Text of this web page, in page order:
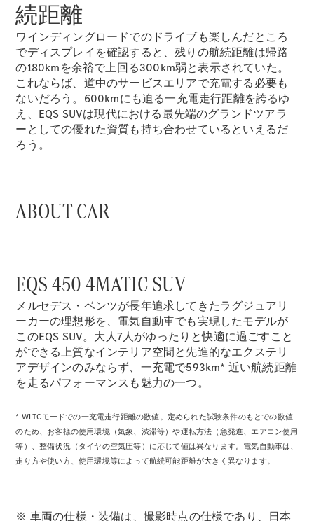
続距離
ワインディングロードでのドライブも楽しんだところ
でディスプレイを確認すると、残りの航続距離は帰路
の180kmを余裕で上回る300km弱と表示されていた。
これならば、道中のサービスエリアで充電する必要も
ないだろう。600kmにも迫る一充電走行距離を誇るゆ
え、EQS SUVは現代における最先端のグランドツアラ
ーとしての優れた資質も持ち合わせているといえるだ
ろう。
ABOUT CAR
EQS 450 4MATIC SUV
メルセデス・ベンツが長年追求してきたラグジュアリ
ーカーの理想形を、電気自動車でも実現したモデルが
このEQS SUV。大人7人がゆったりと快適に過ごすこと
ができる上質なインテリア空間と先進的なエクステリ
アデザインのみならず、一充電で593km* 近い航続距離
を走るパフォーマンスも魅力の一つ。
* WLTCモードでの一充電走行距離の数値。定められた試験条件のもとでの数値
のため、お客様の使用環境（気象、渋滞等）や運転方法（急発進、エアコン使用
等）、整備状況（タイヤの空気圧等）に応じて値は異なります。電気自動車は、
走り方や使い方、使用環境等によって航続可能距離が大きく異なります。
※ 車両の仕様・装備は、撮影時点の仕様であり、日本